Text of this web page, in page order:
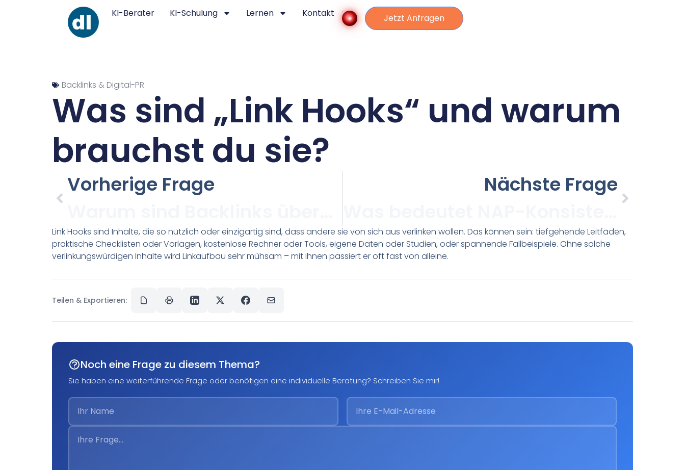
KI-Berater KI-Schulung Lernen Kontakt Jetzt Anfragen
Backlinks & Digital-PR
Was sind „Link Hooks“ und warum
brauchst du sie?
Vorherige Frage
Nächste Frage
Link Hooks sind Inhalte, die so nützlich oder einzigartig sind, dass andere sie von sich aus verlinken wollen. Das können sein: tiefgehende Leitfäden,
praktische Checklisten oder Vorlagen, kostenlose Rechner oder Tools, eigene Daten oder Studien, oder spannende Fallbeispiele. Ohne solche
verlinkungswürdigen Inhalte wird Linkaufbau sehr mühsam – mit ihnen passiert er oft fast von alleine.
Teilen & Exportieren:
Noch eine Frage zu diesem Thema?
Sie haben eine weiterführende Frage oder benötigen eine individuelle Beratung? Schreiben Sie mir!